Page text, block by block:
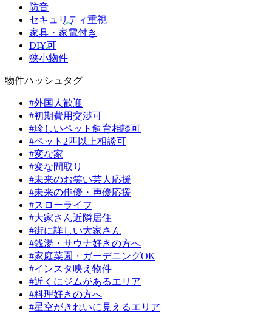
防音
セキュリティ重視
家具・家電付き
DIY可
狭小物件
物件ハッシュタグ
#外国人歓迎
#初期費用交渉可
#珍しいペット飼育相談可
#ペット2匹以上相談可
#変な家
#変な間取り
#未来のお笑い芸人応援
#未来の俳優・声優応援
#スローライフ
#大家さん近隣居住
#街に詳しい大家さん
#銭湯・サウナ好きの方へ
#家庭菜園・ガーデニングOK
#インスタ映え物件
#近くにジムがあるエリア
#料理好きの方へ
#星空がきれいに見えるエリア